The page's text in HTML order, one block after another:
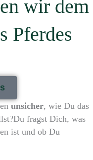
wir dem
Pferdes
unsicher, wie Du das
fragst Dich, was
ist und ob Du